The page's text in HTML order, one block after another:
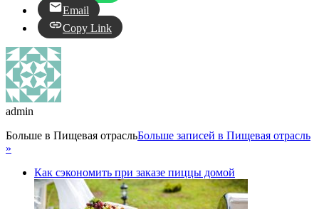
Email
Copy Link
admin
Больше в Пищевая отрасльБольше записей в Пищевая отрасль
»
Как сэкономить при заказе пиццы домой